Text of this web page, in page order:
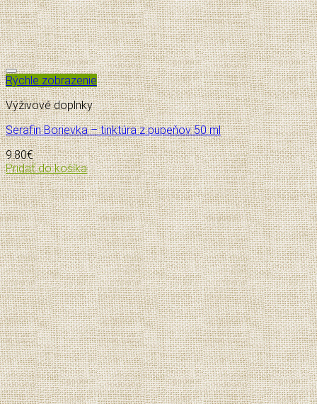
Pridať do zoznamu želaní
Rýchle zobrazenie
Výživové doplnky
Serafin Borievka – tinktúra z pupeňov 50 ml
9.80€
Pridať do košíka